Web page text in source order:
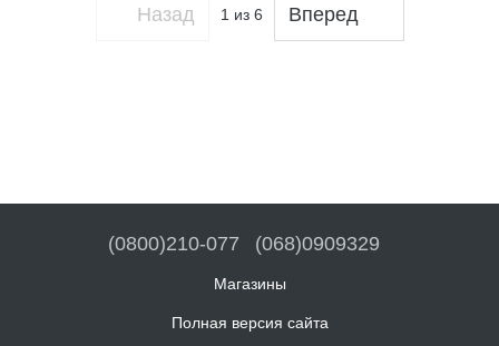
Назад 1 из 6 Вперед
(0800)210-077 (068)0909329
Магазины
Полная версия сайта